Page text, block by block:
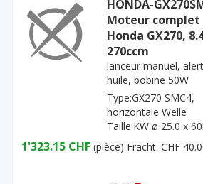
HONDA-
Moteur complet
Honda GX270,
270ccm
lanceur manuel,
huile, bobine 50W
Type:GX270 SMC4,
horizontale Welle
Taille:KW ø 25.0 x
1'323.15 CHF (pièce) Fracht: CHF